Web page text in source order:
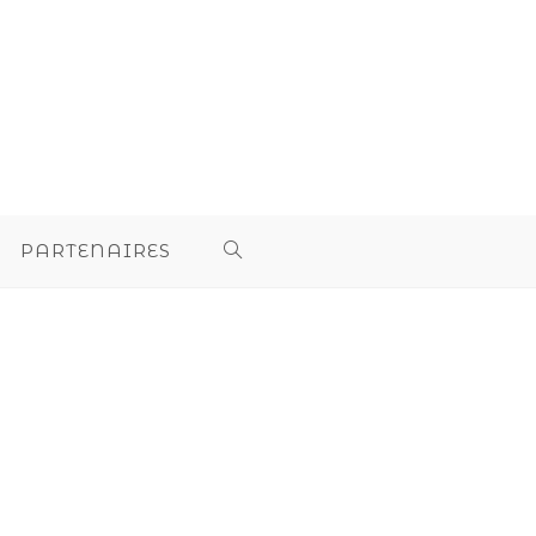
PARTENAIRES